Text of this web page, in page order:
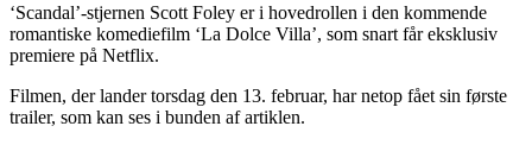
‘Scandal’-stjernen Scott Foley er i hovedrollen i den kommende
romantiske komediefilm ‘La Dolce Villa’, som snart får eksklusiv
premiere på Netflix.
Filmen, der lander torsdag den 13. februar, har netop fået sin første
trailer, som kan ses i bunden af artiklen.